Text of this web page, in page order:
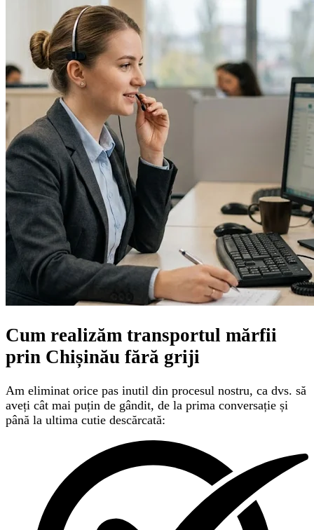
Cum realizăm transportul mărfii
prin Chișinău fără griji
Am eliminat orice pas inutil din procesul nostru, ca dvs. să
aveți cât mai puțin de gândit, de la prima conversație și
până la ultima cutie descărcată: